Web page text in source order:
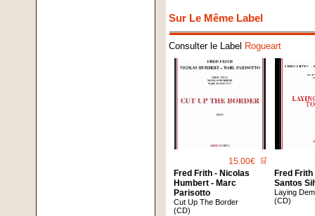
Sur Le Même Label
Consulter le Label Rogueart
15.00€ 🛒
Fred Frith - Nicolas
Humbert - Marc
Parisotto
Cut Up The Border
(CD)
Fred
Santos
Laying
(CD)